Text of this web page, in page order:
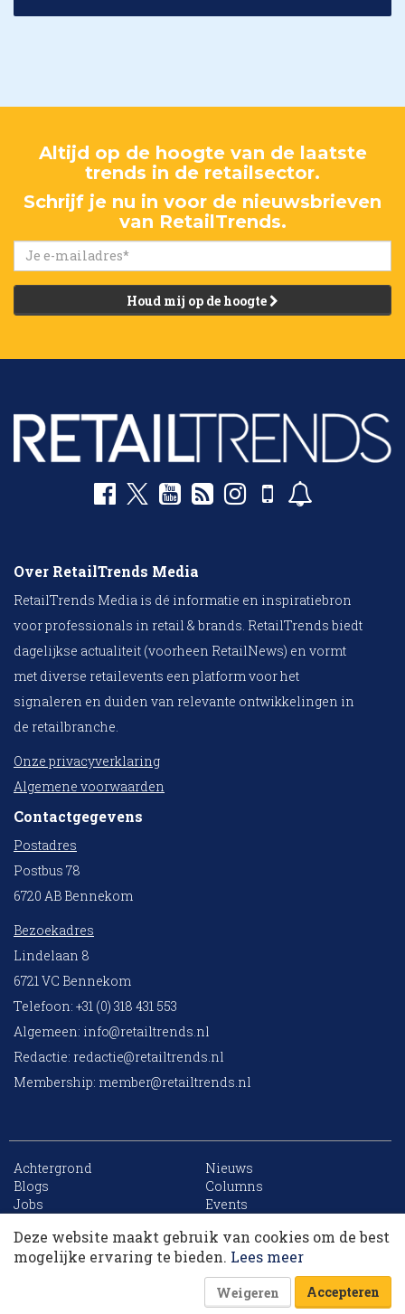
Altijd op de hoogte van de laatste
trends in de retailsector.
Schrijf je nu in voor de nieuwsbrieven
van RetailTrends.
Houd mij op de hoogte
Over RetailTrends Media
RetailTrends Media is dé informatie en inspiratiebron
voor professionals in retail & brands. RetailTrends biedt
dagelijkse actualiteit (voorheen RetailNews) en vormt
met diverse retailevents een platform voor het
signaleren en duiden van relevante ontwikkelingen in
de retailbranche.
Onze privacyverklaring
Algemene voorwaarden
Contactgegevens
Postadres
Postbus 78
6720 AB Bennekom
Bezoekadres
Lindelaan 8
6721 VC Bennekom
Telefoon: +31 (0) 318 431 553
Algemeen: info@retailtrends.nl
Redactie: redactie@retailtrends.nl
Membership: member@retailtrends.nl
Achtergrond
Nieuws
Blogs
Columns
Jobs
Events
Archief
Sitemap
Website is powered by
Deze website maakt gebruik van cookies om de best
mogelijke ervaring te bieden. Lees meer
Weigeren Accepteren
10 collega’s
Korting op events